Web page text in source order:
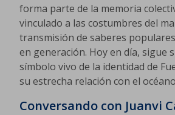
forma parte de la memoria
vinculado a las costumbres del
transmisión de saberes
en generación. Hoy en día, sigue
símbolo vivo de la identidad de
su estrecha relación con el
Conversando con Juanvi